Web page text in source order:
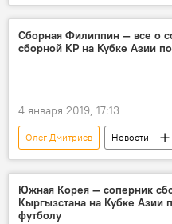
Колумнисты
Азия
Кубок Азии 2019
Участие Кыргызстана в Кубке
Сборная Филиппин — все о
сборной КР на Кубке Азии
4 января 2019, 17:13
Олег Дмитриев Новости
В мире
Азия
ОАЭ
Филиппины
футбол
сборная
Южная Корея — соперник
Кыргызстана на Кубке Азии
футболу